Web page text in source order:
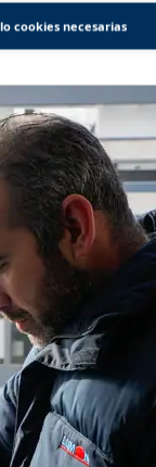
cookies necesarias